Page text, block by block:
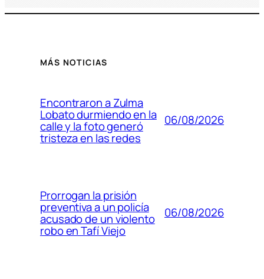
MÁS NOTICIAS
Encontraron a Zulma
Lobato durmiendo en la
calle y la foto generó
tristeza en las redes
06/08/2026
Prorrogan la prisión
preventiva a un policía
acusado de un violento
robo en Tafí Viejo
06/08/2026